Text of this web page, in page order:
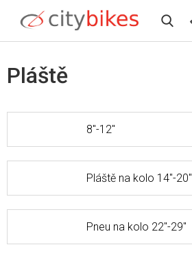
obsah
Pláště
8"-12"
Pláště na kolo 14"-20"
Pneu na kolo 22"-29"